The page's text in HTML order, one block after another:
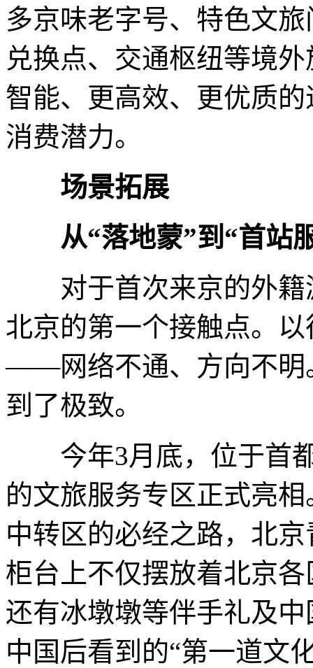
多京味老字号、特色文
兑换点、交通枢纽等境
智能、更高效、更优质
消费潜力。
场景拓展
从“落地蒙”到“首站
对于首次来京的外籍
北京的第一个接触点。
——网络不通、方向不明
到了极致。
今年3月底，位于首都
的文旅服务专区正式亮
中转区的必经之路，北
柜台上不仅摆放着北京
还有冰墩墩等伴手礼及
中国后看到的“第一道文